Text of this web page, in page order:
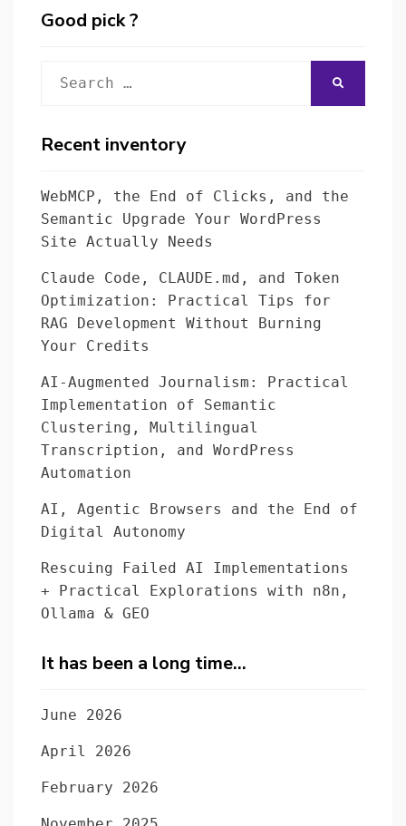
Good pick ?
for:
Recent inventory
WebMCP, the End of Clicks, and the
Semantic Upgrade Your WordPress
Site Actually Needs
Claude Code, CLAUDE.md, and Token
Optimization: Practical Tips for
RAG Development Without Burning
Your Credits
AI-Augmented Journalism: Practical
Implementation of Semantic
Clustering, Multilingual
Transcription, and WordPress
Automation
AI, Agentic Browsers and the End of
Digital Autonomy
Rescuing Failed AI Implementations
+ Practical Explorations with n8n,
Ollama & GEO
It has been a long time…
June 2026
April 2026
February 2026